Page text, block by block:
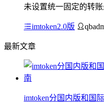
未设置统一固定的转
imtoken2.0版
最新文章
imtoken分国内版和国